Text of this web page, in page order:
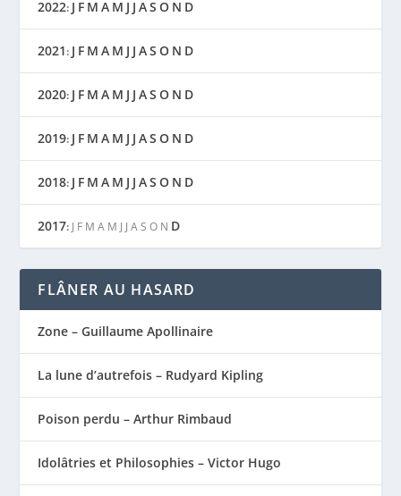
2022: J F M A M J J AS O N D
2021: J F M A M J J AS O N D
2020: J F M A M J J AS O N D
2019: J F M A M J J AS O N D
2018: J F M A M J J AS O N D
2017: J F M A M J J A S O N D
FLÂNER AU HASARD
Zone – Guillaume Apollinaire
La lune d’autrefois – Rudyard Kipling
Poison perdu – Arthur Rimbaud
Idolâtries et Philosophies – Victor Hugo